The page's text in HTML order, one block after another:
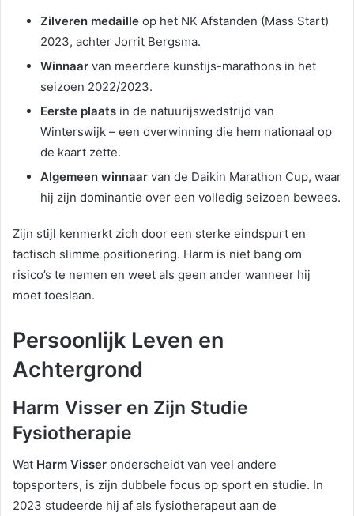
Zilveren medaille op het NK Afstanden (Mass Start)
2023, achter Jorrit Bergsma.
Winnaar van meerdere kunstijs-marathons in het
seizoen 2022/2023.
Eerste plaats in de natuurijswedstrijd van
Winterswijk – een overwinning die hem nationaal op
de kaart zette.
Algemeen winnaar van de Daikin Marathon Cup, waar
hij zijn dominantie over een volledig seizoen bewees.
Zijn stijl kenmerkt zich door een sterke eindspurt en
tactisch slimme positionering. Harm is niet bang om
risico’s te nemen en weet als geen ander wanneer hij
moet toeslaan.
Persoonlijk Leven en
Achtergrond
Harm Visser en Zijn Studie
Fysiotherapie
Wat Harm Visser onderscheidt van veel andere
topsporters, is zijn dubbele focus op sport en studie. In
2023 studeerde hij af als fysiotherapeut aan de